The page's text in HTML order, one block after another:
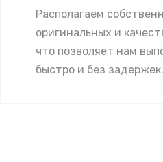
Располагаем
оригинальных и
что позволяет нам
быстро и без задержек.